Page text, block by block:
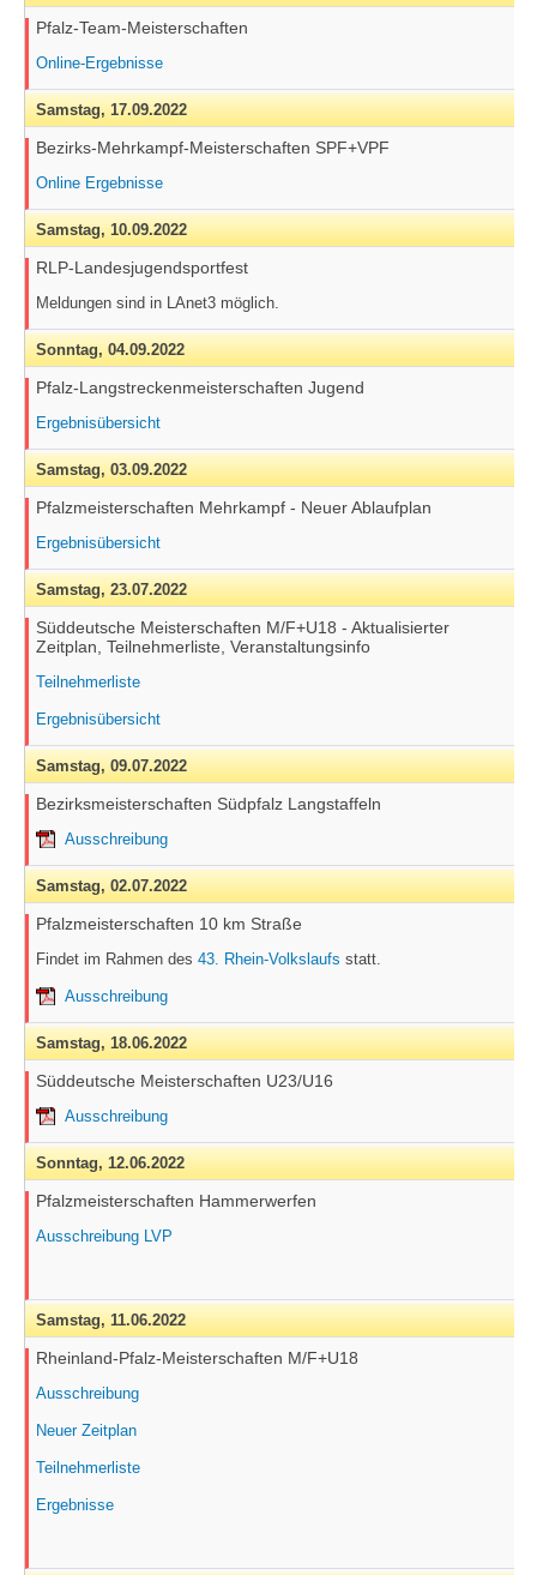
Pfalz-Team-Meisterschaften
Online-Ergebnisse
Samstag,17.09.2022
Bezirks-Mehrkampf-Meisterschaften SPF+VPF
Online Ergebnisse
Samstag,10.09.2022
RLP-Landesjugendsportfest
Meldungen sind in LAnet3 möglich.
Sonntag,04.09.2022
Pfalz-Langstreckenmeisterschaften Jugend
Ergebnisübersicht
Samstag,03.09.2022
Pfalzmeisterschaften Mehrkampf - Neuer Ablaufplan
Ergebnisübersicht
Samstag,23.07.2022
Süddeutsche Meisterschaften M/F+U18 - Aktualisierter
Zeitplan, Teilnehmerliste, Veranstaltungsinfo
Teilnehmerliste
Ergebnisübersicht
Samstag,09.07.2022
Bezirksmeisterschaften Südpfalz Langstaffeln
Ausschreibung
Samstag,02.07.2022
Pfalzmeisterschaften 10 km Straße
Findet im Rahmen des 43. Rhein-Volkslaufs statt.
Ausschreibung
Samstag,18.06.2022
Süddeutsche Meisterschaften U23/U16
Ausschreibung
Sonntag,12.06.2022
Pfalzmeisterschaften Hammerwerfen
Ausschreibung LVP
Samstag,11.06.2022
Rheinland-Pfalz-Meisterschaften M/F+U18
Ausschreibung
Neuer Zeitplan
Teilnehmerliste
Ergebnisse